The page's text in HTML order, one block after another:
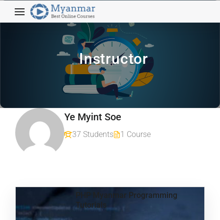
Instructor
Ye Myint Soe
37 Students 1 Course
PHP Myanmar Programming
Tutorials